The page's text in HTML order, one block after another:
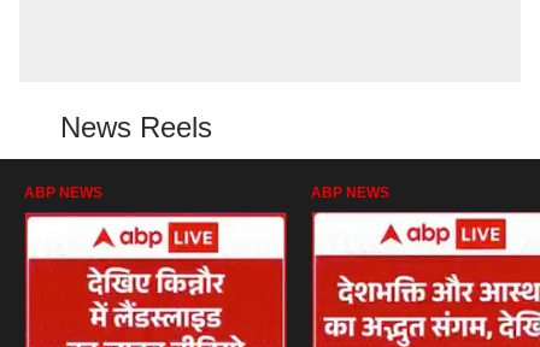
News Reels
ABP NEWS ABP NEWS